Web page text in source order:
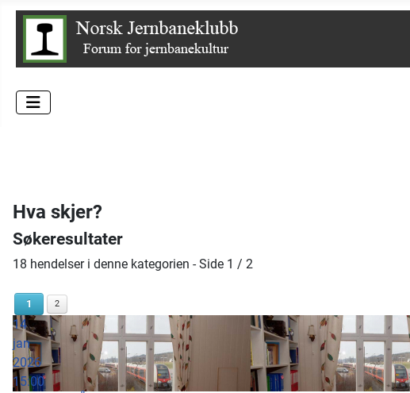
Hva skjer?
Søkeresultater
18 hendelser i denne kategorien - Side 1 / 2
1 2
14
jan
2026
15:00